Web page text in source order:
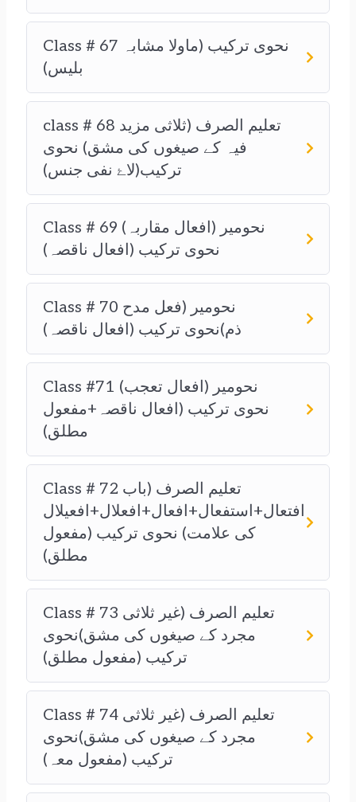
Class # 67 نحوی ترکیب (ماولا مشابہ
بلیس)
class # 68 تعلیم الصرف (ثلاثی مزید
فیہ کے صیغوں کی مشق) نحوی
ترکیب(لاۓ نفی جنس)
Class # 69 نحومیر (افعال مقاربہ)
نحوی ترکیب (افعال ناقصہ)
Class # 70 نحومیر (فعل مدح
ذم)نحوی ترکیب (افعال ناقصہ)
Class #71 نحومیر (افعال تعجب)
نحوی ترکیب (افعال ناقصہ+مفعول
مطلق)
Class # 72 تعلیم الصرف (باب
افتعال+استفعال+افعال+افعلال+افعیلال
کی علامت) نحوی ترکیب (مفعول
مطلق)
Class # 73 تعلیم الصرف (غیر ثلاثی
مجرد کے صیغوں کی مشق)نحوی
ترکیب (مفعول مطلق)
Class # 74 تعلیم الصرف (غیر ثلاثی
مجرد کے صیغوں کی مشق)نحوی
ترکیب (مفعول معہ)